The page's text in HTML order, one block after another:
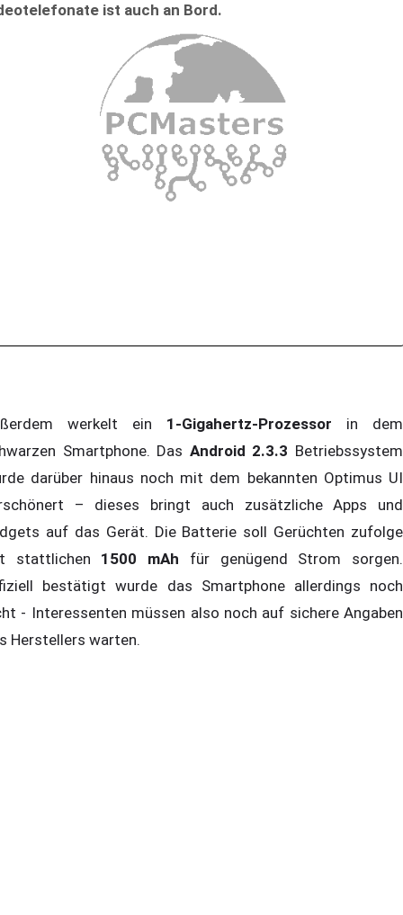
ist auch an Bord.
werkelt ein 1-Gigahertz-Prozessor in dem
Smartphone. Das Android 2.3.3 Betriebssystem
darüber hinaus noch mit dem bekannten Optimus UI
– dieses bringt auch zusätzliche Apps und
auf das Gerät. Die Batterie soll Gerüchten zufolge
stattlichen 1500 mAh für genügend Strom sorgen.
bestätigt wurde das Smartphone allerdings noch
- Interessenten müssen also noch auf sichere Angaben
Herstellers warten.